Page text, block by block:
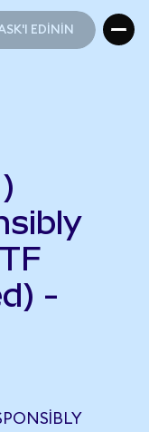
EDİNİN
-